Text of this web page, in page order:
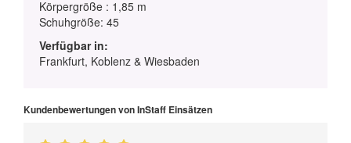
Körpergröße : 1,85 m
Schuhgröße: 45
Verfügbar in:
Frankfurt, Koblenz & Wiesbaden
Kundenbewertungen von InStaff Einsätzen